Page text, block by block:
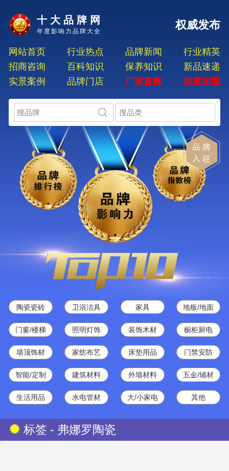
十大品牌网
年度影响力品牌大全
权威发布
网站首页 行业热点 品牌新闻
行业精英
招商咨询
百科知识 保养知识
新品速递
实景案例
品牌门店 厂家直购 我要加盟
陶瓷瓷砖 卫浴洁具 家具 地板/地面
门窗/楼梯 照明灯饰 装饰木材 橱柜厨电
墙顶饰材 家纺布艺 床垫用品 门禁安防
智能/定制 建筑材料 外墙材料 五金/辅材
生活用品 水电管材 大/小家电 其他
标签 - 弗娜罗陶瓷